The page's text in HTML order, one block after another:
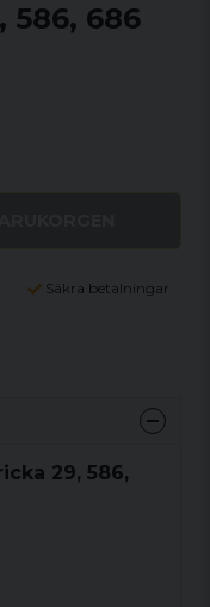
586, 686
Säkra betalningar
29, 586,